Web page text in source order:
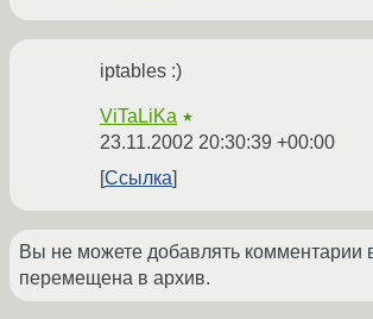
iptables :)
ViTaLiKa ★
23.11.2002 20:30:39 +00:00
Ссылка
Вы не можете добавлять комментарии
перемещена в архив.